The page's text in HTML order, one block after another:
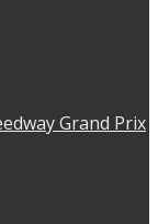
Grand Prix